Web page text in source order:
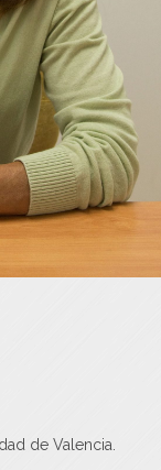
de Valencia.